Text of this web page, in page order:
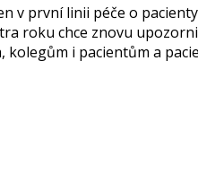
v první linii péče o
roku chce znovu
i pacientům a